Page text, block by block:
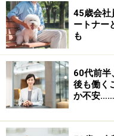
出費は私の小遣いをを
車両費を削るために
が、仕事でも使うし
す。
■家計収支データ
45歳会社
ートナー
も
60代前半
後も働く
か不安……